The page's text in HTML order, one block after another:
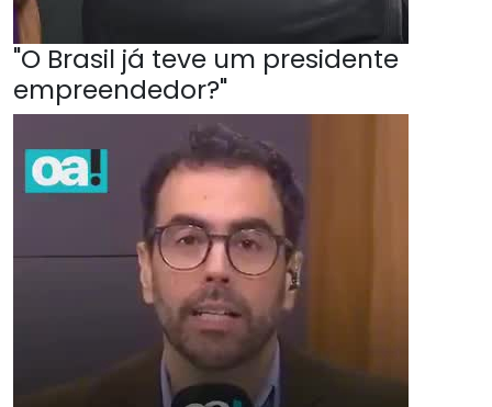
"O Brasil já teve um presidente
empreendedor?"